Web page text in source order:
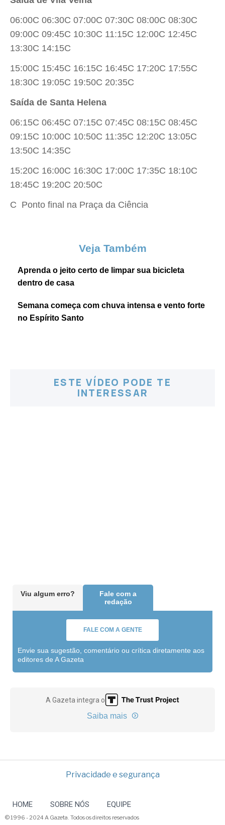
06:00C 06:30C 07:00C 07:30C 08:00C 08:30C
09:00C 09:45C 10:30C 11:15C 12:00C 12:45C
13:30C 14:15C
15:00C 15:45C 16:15C 16:45C 17:20C 17:55C
18:30C 19:05C 19:50C 20:35C
Saída de Santa Helena
06:15C 06:45C 07:15C 07:45C 08:15C 08:45C
09:15C 10:00C 10:50C 11:35C 12:20C 13:05C
13:50C 14:35C
15:20C 16:00C 16:30C 17:00C 17:35C 18:10C
18:45C 19:20C 20:50C
C  Ponto final na Praça da Ciência
Veja Também
Aprenda o jeito certo de limpar sua bicicleta
dentro de casa
Semana começa com chuva intensa e vento forte
no Espírito Santo
ESTE VÍDEO PODE TE
INTERESSAR
Viu algum erro?
Fale com a
redação
FALE COM A GENTE
Envie sua sugestão, comentário ou crítica diretamente aos
editores de A Gazeta
A Gazeta integra o
Saiba mais
Privacidade e segurança
HOME SOBRE NÓS EQUIPE
© 1996 - 2024 A Gazeta. Todos os direitos reservados